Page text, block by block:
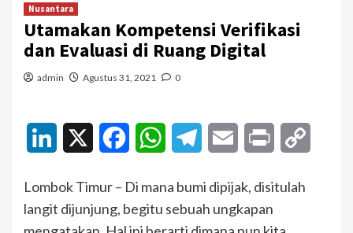
Nusantara
Utamakan Kompetensi Verifikasi
dan Evaluasi di Ruang Digital
admin Agustus 31, 2021 0
LinkedIn FacebookWhatsAppTelegramEmail Print
Lombok Timur – Di mana bumi dipijak, disitulah
langit dijunjung, begitu sebuah ungkapan